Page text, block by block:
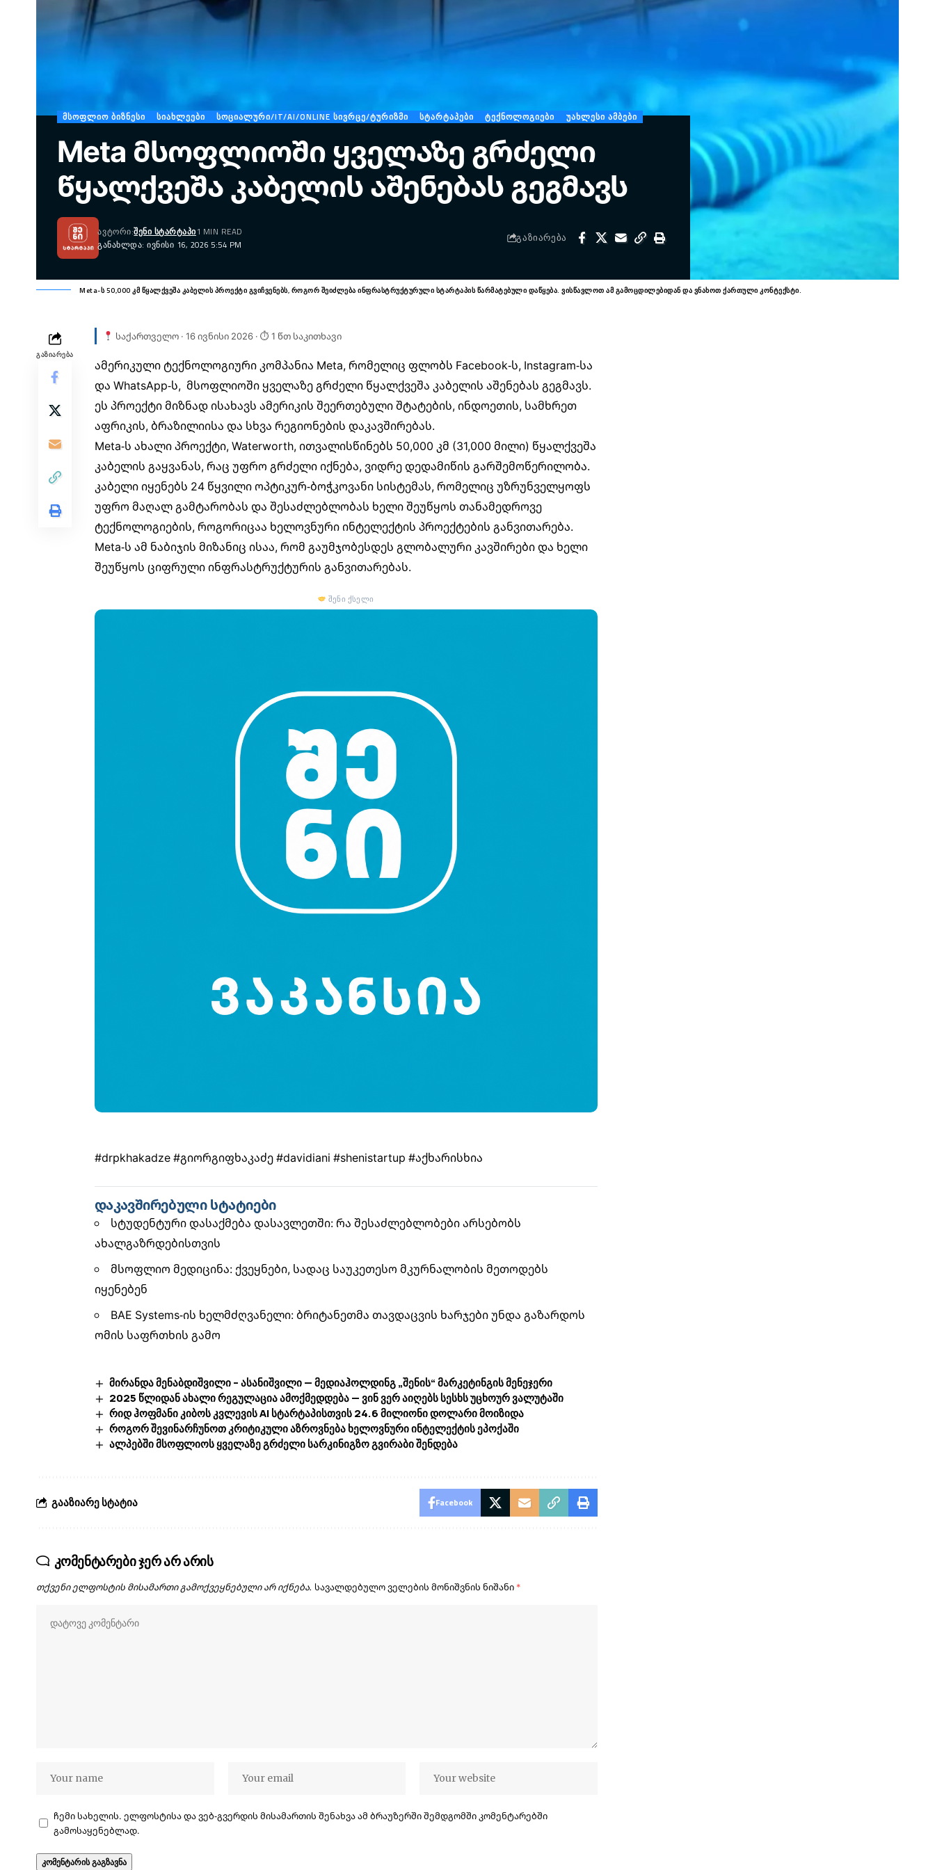
ᲛᲡᲝᲤᲚᲘᲝ ᲑᲘᲖᲜᲔᲡᲘ ᲡᲘᲐᲮᲚᲔᲔᲑᲘ ᲡᲝᲪᲘᲐᲚᲣᲠᲘ/IT/AI/ONLINE ᲡᲘᲕᲠᲪᲔ/ᲢᲣᲠᲘᲖᲛᲘ ᲡᲢᲐᲠᲢᲐᲞᲔᲑᲘ ᲢᲔᲥᲜᲝᲚᲝᲒᲘᲔᲑᲘ ᲣᲐᲮᲚᲔᲡᲘ ᲐᲛᲑᲔᲑᲘ
Meta მსოფლიოში ყველაზე გრძელი
წყალქვეშა კაბელის აშენებას გეგმავს
ᲒᲐᲜᲐᲮᲚᲓᲐ: ᲘᲕᲜᲘᲡᲘ 16, 2026 5:54 PM
ᲐᲕᲢᲝᲠᲘ:ᲨᲔᲜᲘ ᲡᲢᲐᲠᲢᲐᲞᲘ1 MIN READ ᲒᲐᲖᲘᲐᲠᲔᲑᲐ
Meta-ს 50,000 კმ წყალქვეშა კაბელის პროექტი გვიჩვენებს, როგორ შეიძლება ინფრასტრუქტურული სტარტაპის წარმატებული დაწყება. ვისწავლოთ ამ გამოცდილებიდან და ვნახოთ ქართული კონტექსტი.
ᲒᲐᲖᲘᲐᲠᲔᲑᲐ
საქართველო · 16 ივნისი 2026 · ⏱ 1 წთ საკითხავი
ამერიკული ტექნოლოგიური კომპანია Meta, რომელიც ფლობს Facebook-ს, Instagram-სა
და WhatsApp-ს, მსოფლიოში ყველაზე გრძელი წყალქვეშა კაბელის აშენებას გეგმავს.
ეს პროექტი მიზნად ისახავს ამერიკის შეერთებული შტატების, ინდოეთის, სამხრეთ
აფრიკის, ბრაზილიისა და სხვა რეგიონების დაკავშირებას.
Meta-ს ახალი პროექტი, Waterworth, ითვალისწინებს 50,000 კმ (31,000 მილი) წყალქვეშა
კაბელის გაყვანას, რაც უფრო გრძელი იქნება, ვიდრე დედამიწის გარშემოწერილობა.
კაბელი იყენებს 24 წყვილი ოპტიკურ-ბოჭკოვანი სისტემას, რომელიც უზრუნველყოფს
უფრო მაღალ გამტარობას და შესაძლებლობას ხელი შეუწყოს თანამედროვე
ტექნოლოგიების, როგორიცაა ხელოვნური ინტელექტის პროექტების განვითარება.
Meta-ს ამ ნაბიჯის მიზანიც ისაა, რომ გაუმჯობესდეს გლობალური კავშირები და ხელი
შეუწყოს ციფრული ინფრასტრუქტურის განვითარებას.
შენი ქსელი
#drpkhakadze #გიორგიფხაკაძე #davidiani #shenistartup #აქხარისხია
დაკავშირებული სტატიები
სტუდენტური დასაქმება დასავლეთში: რა შესაძლებლობები არსებობს
ახალგაზრდებისთვის
მსოფლიო მედიცინა: ქვეყნები, სადაც საუკეთესო მკურნალობის მეთოდებს
იყენებენ
BAE Systems-ის ხელმძღვანელი: ბრიტანეთმა თავდაცვის ხარჯები უნდა გაზარდოს
ომის საფრთხის გამო
მირანდა მენაბდიშვილი – ასანიშვილი — მედიაჰოლდინგ „შენის“ მარკეტინგის მენეჯერი
2025 წლიდან ახალი რეგულაცია ამოქმედდება — ვინ ვერ აიღებს სესხს უცხოურ ვალუტაში
რიდ ჰოფმანი კიბოს კვლევის AI სტარტაპისთვის 24.6 მილიონი დოლარი მოიზიდა
როგორ შევინარჩუნოთ კრიტიკული აზროვნება ხელოვნური ინტელექტის ეპოქაში
ალპებში მსოფლიოს ყველაზე გრძელი სარკინიგზო გვირაბი შენდება
გააზიარე სტატია Facebook
კომენტარები ჯერ არ არის
თქვენი ელფოსტის მისამართი გამოქვეყნებული არ იქნება. სავალდებულო ველების მონიშვნის ნიშანი *
ჩემი სახელის. ელფოსტისა და ვებ-გვერდის მისამართის შენახვა ამ ბრაუზერში შემდგომში კომენტარებში
გამოსაყენებლად.